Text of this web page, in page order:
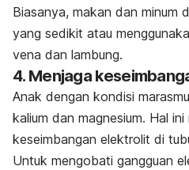
Biasanya, makan dan minum
yang sedikit atau
vena dan lambung.
4. Menjaga
Anak dengan kondisi
kalium dan magnesium. Hal
keseimbangan elektrolit di
Untuk mengobati gangguan